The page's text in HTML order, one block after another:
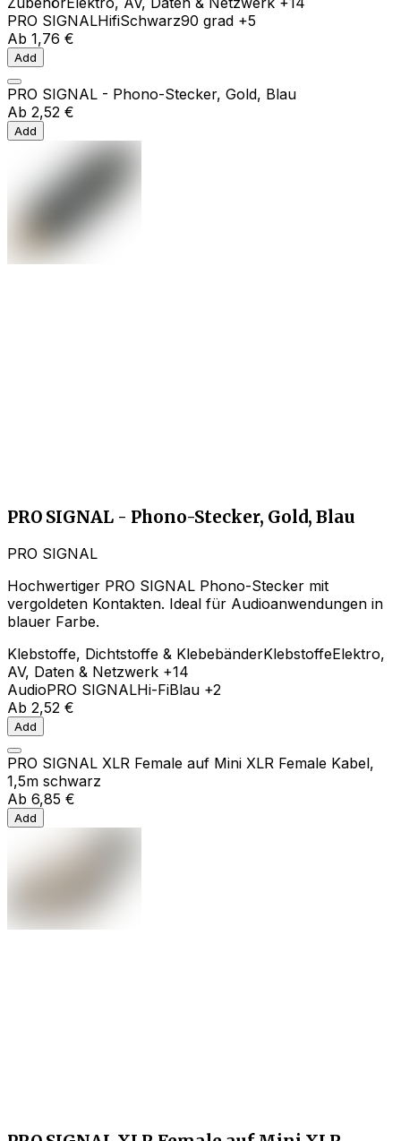
PRO SIGNALHifiSchwarz90 grad +5
Ab 1,76 €
Add
PRO SIGNAL - Phono-Stecker, Gold, Blau
Ab 2,52 €
Add
PRO SIGNAL - Phono-Stecker, Gold, Blau
PRO SIGNAL
Hochwertiger PRO SIGNAL Phono-Stecker mit
vergoldeten Kontakten. Ideal für Audioanwendungen in
blauer Farbe.
Klebstoffe, Dichtstoffe & KlebebänderKlebstoffeElektro,
AV, Daten & Netzwerk +14
AudioPRO SIGNALHi-FiBlau +2
Ab 2,52 €
Add
PRO SIGNAL XLR Female auf Mini XLR Female Kabel,
1,5m schwarz
Ab 6,85 €
Add